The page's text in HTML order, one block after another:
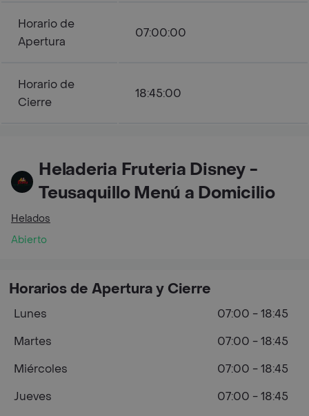
Horario de
Apertura
07:00:00
Horario de
Cierre
18:45:00
Heladeria Fruteria Disney -
Teusaquillo Menú a Domicilio
Helados
Abierto
Horarios de Apertura y Cierre
Lunes
07:00 - 18:45
Martes
07:00 - 18:45
Miércoles
07:00 - 18:45
Jueves
07:00 - 18:45